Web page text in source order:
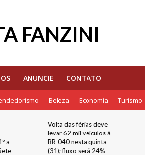
ANUNCIE CONTATO
Beleza Economia Turismo
à
Prefeitura de Sete
Lagoas promove
Semana da
Alfabetização em 26